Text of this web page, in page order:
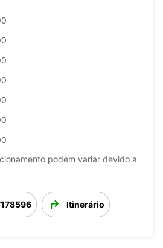
podem variar devido a
Itinerário